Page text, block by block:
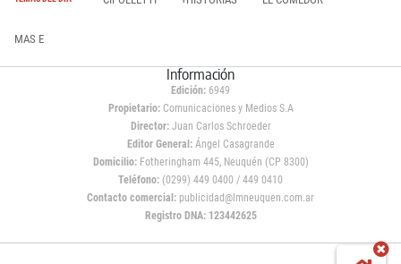
MAS E
Información
Edición: 6949
Propietario:Comunicaciones y Medios S.A
Director: Juan Carlos Schroeder
Editor General:Ángel Casagrande
Domicilio:Fotheringham 445, Neuquén (CP 8300)
Teléfono: (0299) 449 0400 / 449 0410
Contacto comercial: publicidad@lmneuquen.com.ar
Registro DNA: 123442625